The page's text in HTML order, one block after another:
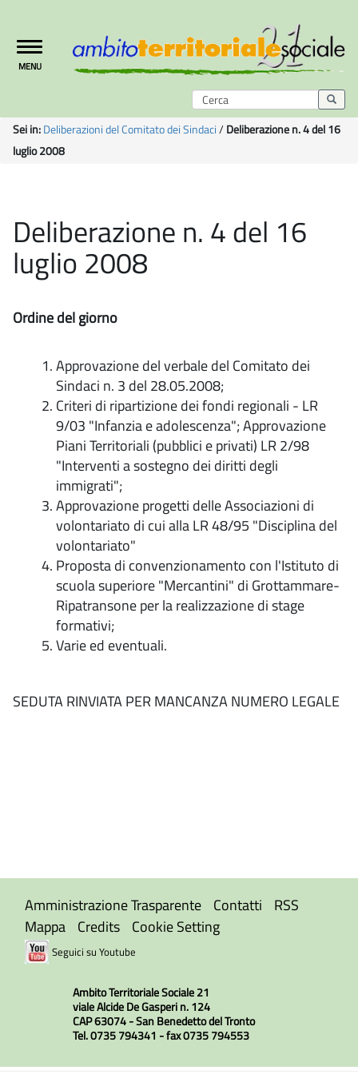
Toggle
navigation
MENU
Sei in:Deliberazioni del Comitato dei Sindaci/Deliberazione n. 4 del 16
luglio 2008
Deliberazione n. 4 del 16
luglio 2008
Ordine del giorno
Approvazione del verbale del Comitato dei
Sindaci n. 3 del 28.05.2008;
Criteri di ripartizione dei fondi regionali - LR
9/03 "Infanzia e adolescenza"; Approvazione
Piani Territoriali (pubblici e privati) LR 2/98
"Interventi a sostegno dei diritti degli
immigrati";
Approvazione progetti delle Associazioni di
volontariato di cui alla LR 48/95 "Disciplina del
volontariato"
Proposta di convenzionamento con l'Istituto di
scuola superiore "Mercantini" di Grottammare-
Ripatransone per la realizzazione di stage
formativi;
Varie ed eventuali.
SEDUTA RINVIATA PER MANCANZA NUMERO LEGALE
Amministrazione Trasparente Contatti
RSS
Mappa Credits Cookie Setting
Seguici su Youtube
Ambito Territoriale Sociale 21
viale Alcide De Gasperi n. 124
CAP 63074 - San Benedetto del Tronto
Tel. 0735 794341 - fax 0735 794553